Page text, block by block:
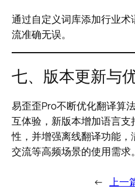
通过自定义词库添加行业
流准确无误。
七、版本更新与
易歪歪Pro不断优化翻译算
互体验，新版本增加语言
性，并增强离线翻译功能
交流等高频场景的使用需求。
← 上一